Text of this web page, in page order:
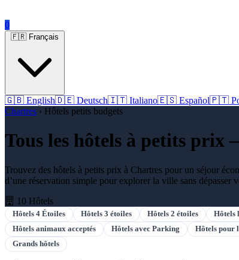
0
🇬🇧 English🇩🇪 Deutsch🇮🇹 Italiano🇪🇸 Español🇵🇹
Chartres › Hôtels petits budgets
Tous les hôtels à petits prix
Trouvez des hôtels à petits prix à Chartres pour un séjour
d’une réservation simple pour explorer la ville sans dépasser
10 Hôtels
Hôtels 4 Étoiles Hôtels 3 étoiles Hôtels 2 étoiles Hôtels
Hôtels animaux acceptés
Hôtels avec Parking Hôtels pour
Grands hôtels